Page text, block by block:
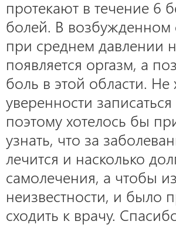
протекают в течение 6
болей. В возбужденном
при среднем давлении
появляется оргазм, а
боль в этой области. Не
уверенности
поэтому хотелось бы
узнать, что за
лечится и насколько
самолечения, а чтобы
неизвестности, и было
сходить к врачу.